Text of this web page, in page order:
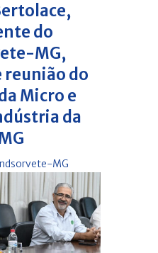
do
MG,
reunião do
Micro e
da
MG